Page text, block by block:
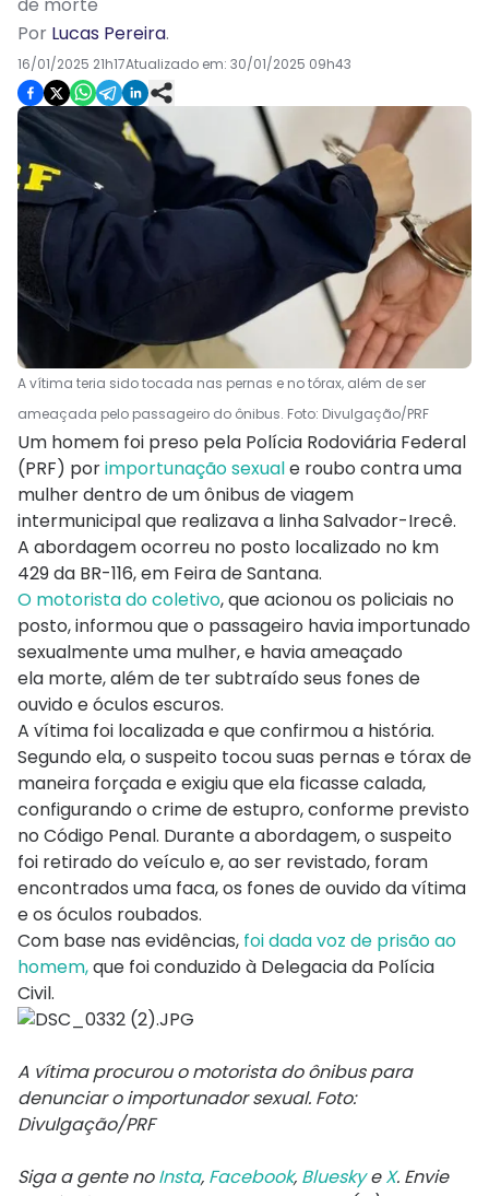
de morte
Por Lucas Pereira.
16/01/2025 21h17Atualizado em: 30/01/2025 09h43
A vítima teria sido tocada nas pernas e no tórax, além de ser
ameaçada pelo passageiro do ônibus. Foto: Divulgação/PRF
Um homem foi preso pela Polícia Rodoviária Federal
(PRF) porimportunação sexuale roubo contra uma
mulher dentro de um ônibus de viagem
intermunicipal que realizava a linha Salvador-Irecê.
A abordagem ocorreu no posto localizado no km
429 da BR-116, em Feira de Santana.
O motorista do coletivo, que acionou os policiais no
posto, informou que o passageiro havia importunado
sexualmente uma mulher, e havia ameaçado
ela morte, além de ter subtraído seus fones de
ouvido e óculos escuros.
A vítima foi localizada e que confirmou a história.
Segundo ela, o suspeito tocou suas pernas e tórax de
maneira forçada e exigiu que ela ficasse calada,
configurando o crime de estupro, conforme previsto
no Código Penal. Durante a abordagem, o suspeito
foi retirado do veículo e, ao ser revistado, foram
encontrados uma faca, os fones de ouvido da vítima
e os óculos roubados.
Com base nas evidências, foi dada voz de prisão ao
homem,que foi conduzido à Delegacia da Polícia
Civil.
A vítima procurou o motorista do ônibus para
denunciar o importunador sexual. Foto:
Divulgação/PRF
Siga a gente noInsta, Facebook, BlueskyeX. Envie